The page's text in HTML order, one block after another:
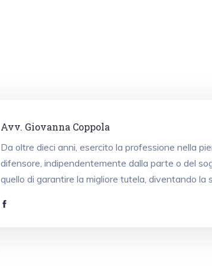
Avv. Giovanna Coppola
Da oltre dieci anni, esercito la professione nella
difensore, indipendentemente dalla parte o del
quello di garantire la migliore tutela, diventando la